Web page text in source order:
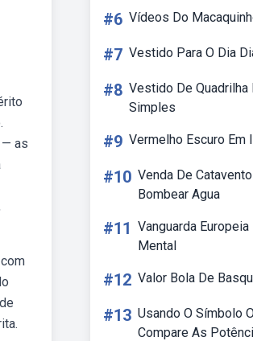
— as
#6 Vídeos Do
#7 Vestido Para O Dia
#8 Vestido De Quadrilha
Simples
#9 Vermelho Escuro Em
#10 Venda De
Bombear Agua
#11 Vanguarda Europeia
Mental
#12 Valor Bola De
#13 Usando O Símbolo
Compare As